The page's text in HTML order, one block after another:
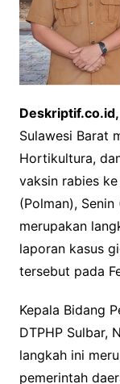
Deskriptif.co.id,
Sulawesi Barat
Hortikultura,
vaksin rabies
(Polman),
merupakan
laporan kasus
tersebut pada
Kepala Bidang
DTPHP Sulbar,
langkah ini
pemerintah